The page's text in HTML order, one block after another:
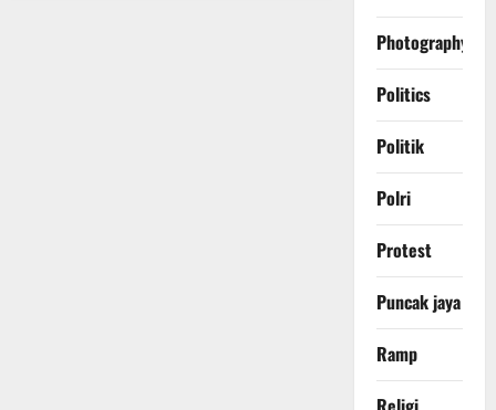
Photography
Politics
Politik
Polri
Protest
Puncak jaya
Ramp